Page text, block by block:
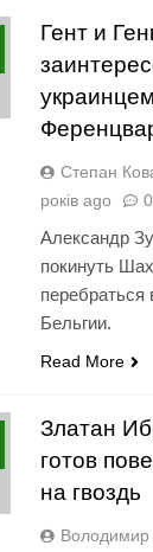
Гент и
Степан
років ago
0
Александр
покинуть
перебраться
Бельгии.
Read More
Златан
готов
на гвоздь
Володимир